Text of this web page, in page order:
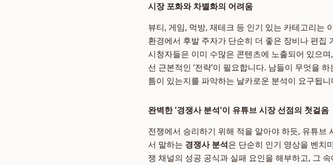
시장 포화와 차별화의 어려움
뷰티, 게임, 먹방, 재테크 등 인기 있는 카테고리는
환경에서 후발 주자가 단순히 더 좋은 장비나 편
시청자들은 이미 수많은 콘텐츠에 노출되어 있으
선 근본적인 ‘전략’이 필요합니다. 남들이 무엇을
틈이 있는지를 파악하는 날카로운 분석이 요구됩니
완벽한 '경쟁사 분석'이 유튜브 시장 선점의 첫걸음
전쟁에서 승리하기 위해 적을 알아야 하듯, 유튜브
서 말하는 경쟁사 분석은 단순히 인기 영상을 벤치
쟁 채널의 성공 공식과 실패 요인을 해부하고, 그